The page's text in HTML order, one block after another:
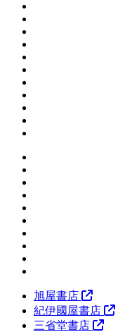
旭屋書店
紀伊國屋書店
三省堂書店